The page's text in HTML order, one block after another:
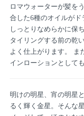
ロマウォーターが髪を
合した6種のオイルがド
しっとりなめらかに保
タイリングする前の乾
よく仕上がります。 ま
インローションとして
明けの明星、宵の明星
るく輝く金星。そんな